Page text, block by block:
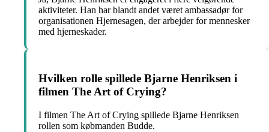
aktiviteter. Han har blandt andet været ambassadør for
organisationen Hjernesagen, der arbejder for mennesker
med hjerneskader.
Hvilken rolle spillede Bjarne Henriksen i
filmen The Art of Crying?
I filmen The Art of Crying spillede Bjarne Henriksen
rollen som købmanden Budde.